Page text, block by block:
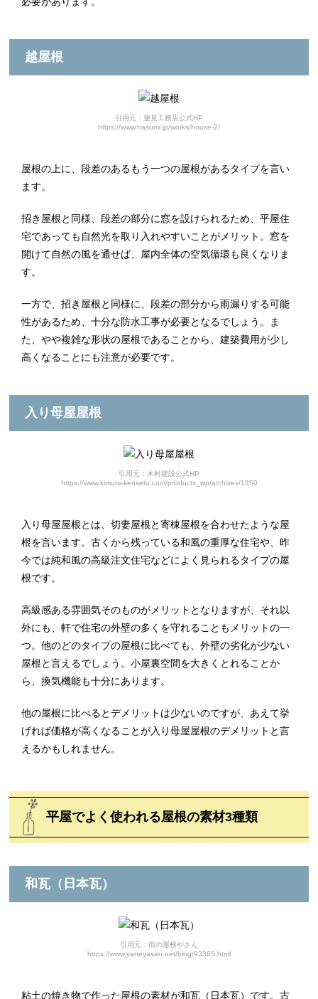
越屋根
引用元：蓮見工務店公式HP
https://www.hasumi.jp/works/house-2/
屋根の上に、段差のあるもう一つの屋根があるタイプを言い
ます。
招き屋根と同様、段差の部分に窓を設けられるため、平屋住
宅であっても自然光を取り入れやすいことがメリット。窓を
開けて自然の風を通せば、屋内全体の空気循環も良くなりま
す。
一方で、招き屋根と同様に、段差の部分から雨漏りする可能
性があるため、十分な防水工事が必要となるでしょう。ま
た、やや複雑な形状の屋根であることから、建築費用が少し
高くなることにも注意が必要です。
入り母屋屋根
引用元：木村建設公式HP
https://www.kimura-kensetu.com/products_wp/archives/1350
入り母屋屋根とは、切妻屋根と寄棟屋根を合わせたような屋
根を言います。古くから残っている和風の重厚な住宅や、昨
今では純和風の高級注文住宅などによく見られるタイプの屋
根です。
高級感ある雰囲気そのものがメリットとなりますが、それ以
外にも、軒で住宅の外壁の多くを守れることもメリットの一
つ。他のどのタイプの屋根に比べても、外壁の劣化が少ない
屋根と言えるでしょう。小屋裏空間を大きくとれることか
ら、換気機能も十分にあります。
他の屋根に比べるとデメリットは少ないのですが、あえて挙
げれば価格が高くなることが入り母屋屋根のデメリットと言
えるかもしれません。
平屋でよく使われる屋根の素材3種類
和瓦（日本瓦）
引用元：街の屋根やさん
https://www.yaneyasan.net/blog/93365.html
粘土の焼き物で作った屋根の素材が和瓦（日本瓦）です。古